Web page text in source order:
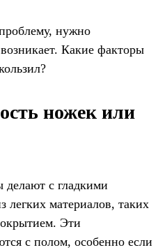
нужно
возникает. Какие факторы
ножек или
с гладкими
материалов, таких
Эти
с полом, особенно если